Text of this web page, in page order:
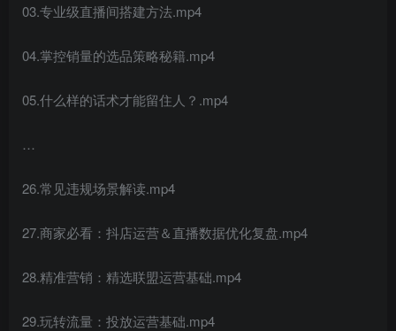
03.专业级直播间搭建方法.mp4
04.掌控销量的选品策略秘籍.mp4
05.什么样的话术才能留住人？.mp4
…
26.常见违规场景解读.mp4
27.商家必看：抖店运营＆直播数据优化复盘.mp4
28.精准营销：精选联盟运营基础.mp4
29.玩转流量：投放运营基础.mp4